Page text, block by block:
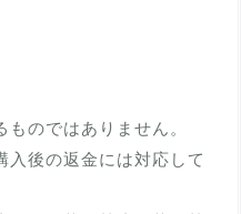
のではありません。
入後の返金には対応して